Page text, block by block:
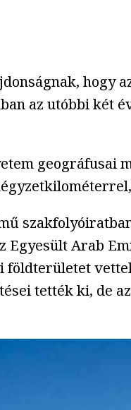
hogy
az utóbbi két
geográfusai
Egyesült Arab
tették ki, de